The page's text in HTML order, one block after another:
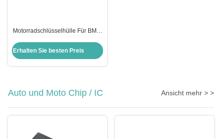
Motorradschlüsselhülle Für BMW
Schlüsselhülle Ersatz
Erhalten Sie besten Preis
Auto und Moto Chip / IC Ansicht mehr > >